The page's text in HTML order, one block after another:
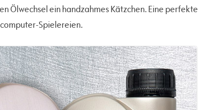
Ölwechsel ein handzahmes Kätzchen. Eine perfekte
Spielereien.